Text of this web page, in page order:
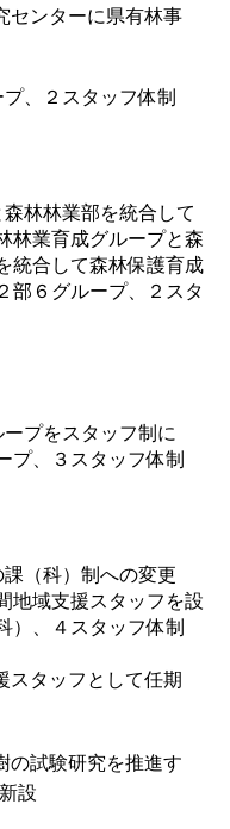
センターに県有林事
、２スタッフ体制
林林業部を統合して
林業育成グループと森
統合して森林保護育成
部６グループ、２スタ
プをスタッフ制に
プ、３スタッフ体制
（科）制への変更
地域支援スタッフを設
）、４スタッフ体制
スタッフとして任期
の試験研究を推進す
設